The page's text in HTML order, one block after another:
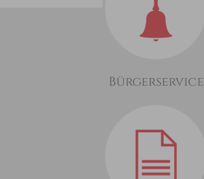
Bürgerservice